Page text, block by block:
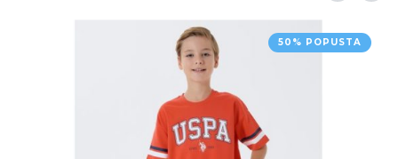
50% POPUSTA